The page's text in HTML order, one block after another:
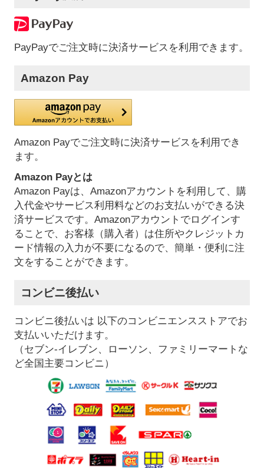
PayPayでご注文時に決済サービスを利用できます。
Amazon Pay
Amazon Payでご注文時に決済サービスを利用でき
ます。
Amazon Payとは
Amazon Payは、Amazonアカウントを利用して、購
入代金やサービス利用料などのお支払いができる決
済サービスです。Amazonアカウントでログインす
ることで、お客様（購入者）は住所やクレジットカ
ード情報の入力が不要になるので、簡単・便利に注
文をすることができます。
コンビニ後払い
コンビニ後払いは 以下のコンビニエンスストアでお
支払いいただけます。
（セブン-イレブン、ローソン、ファミリーマートな
ど全国主要コンビニ）